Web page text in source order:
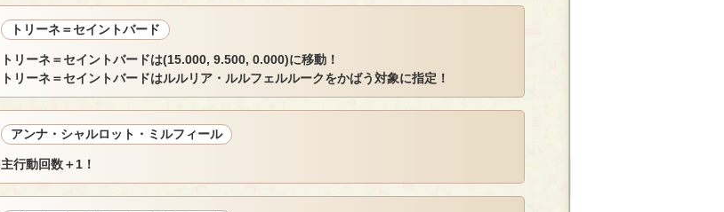
トリーネ＝セイントバード
トリーネ＝セイントバードは(15.000, 9.500, 0.000)に移動！
トリーネ＝セイントバードはルルリア・ルルフェルルークをかばう対象に指定！
アンナ・シャルロット・ミルフィール
主行動回数＋1！